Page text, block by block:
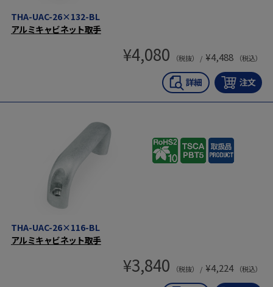
THA-UAC-26×132-BL
アルミキャビネット取手
¥4,080 （税抜） / ¥4,488 （税込）
THA-UAC-26×116-BL
アルミキャビネット取手
¥3,840 （税抜） / ¥4,224 （税込）